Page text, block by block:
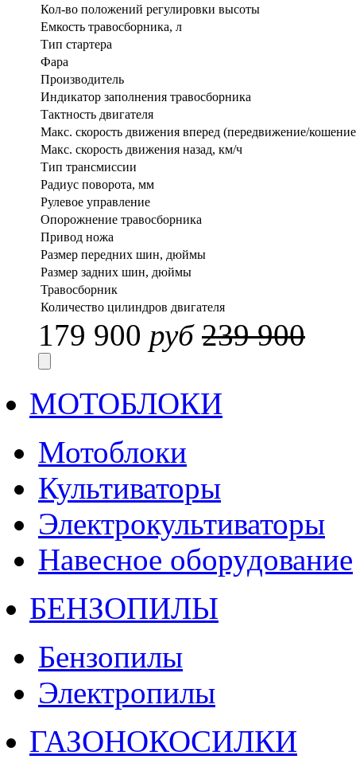
Кол-во положений регулировки высоты
Емкость травосборника, л
Тип стартера
Фара
Производитель
Индикатор заполнения травосборника
Тактность двигателя
Макс. скорость движения вперед (передвижение/
Макс. скорость движения назад, км/ч
Тип трансмиссии
Радиус поворота, мм
Рулевое управление
Опорожнение травосборника
Привод ножа
Размер передних шин, дюймы
Размер задних шин, дюймы
Травосборник
Количество цилиндров двигателя
179 900 руб 239 900
МОТОБЛОКИ
Мотоблоки
Культиваторы
Электрокультиваторы
Навесное оборудование
БЕНЗОПИЛЫ
Бензопилы
Электропилы
ГАЗОНОКОСИЛКИ